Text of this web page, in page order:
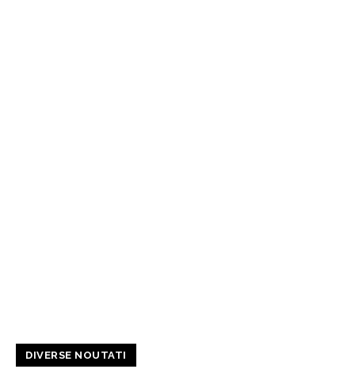
DIVERSE NOUTATI